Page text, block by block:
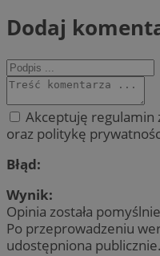
Dodaj
Akceptuję regulamin
oraz politykę
Błąd:
Wynik:
Opinia została
Po przeprowadzeniu
udostępniona publicznie.